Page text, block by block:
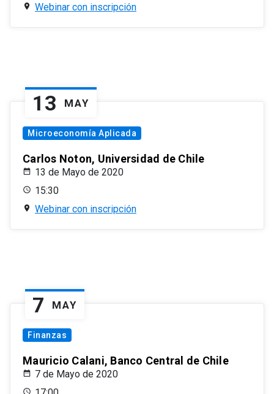
Webinar con inscripción
13 MAY
Microeconomía Aplicada
Carlos Noton, Universidad de Chile
13 de Mayo de 2020
15:30
Webinar con inscripción
7 MAY
Finanzas
Mauricio Calani, Banco Central de Chile
7 de Mayo de 2020